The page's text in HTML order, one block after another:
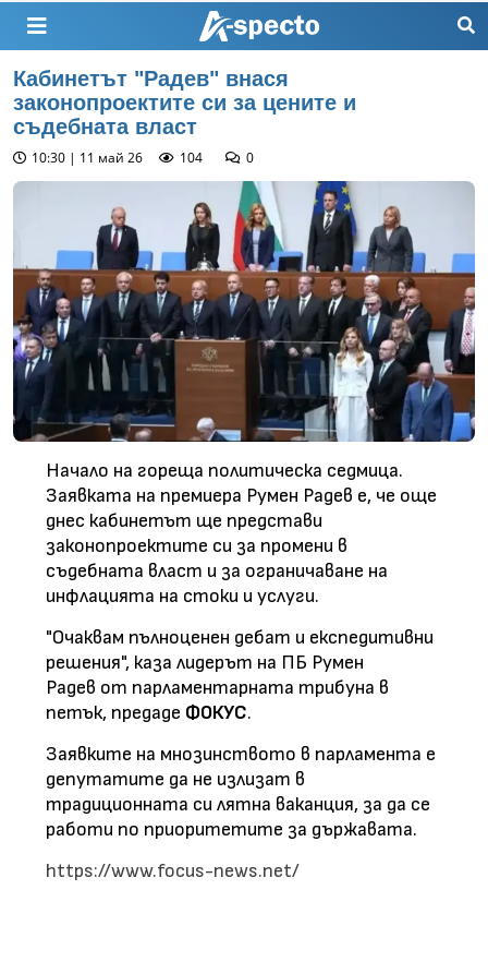
Кабинетът "Радев" внася
законопроектите си за цените и
съдебната власт
10:30 | 11 май 26 104 0
Начало на гореща политическа седмица.
Заявката на премиера Румен Радев е, че още
днес кабинетът ще представи
законопроектите си за промени в
съдебната власт и за ограничаване на
инфлацията на стоки и услуги.
"Очаквам пълноценен дебат и експедитивни
решения", каза лидерът на ПБ Румен
Радев от парламентарната трибуна в
петък, предаде ФОКУС.
Заявките на мнозинството в парламента е
депутатите да не излизат в
традиционната си лятна ваканция, за да се
работи по приоритетите за държавата.
https://www.focus-news.net/